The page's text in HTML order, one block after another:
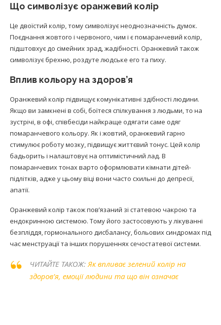
Що символізує оранжевий колір
Це двоїстий колір, тому символізує неоднозначність думок.
Поєднання жовтого і червоного, чим і є помаранчевий колір,
підштовхує до сімейних зрад, жадібності. Оранжевий також
символізує брехню, роздуте людське его та пиху.
Вплив кольору на здоров’я
Оранжевий колір підвищує комунікативні здібності людини.
Якщо ви замкнені в собі, боїтеся спілкування з людьми, то на
зустрічі, в офі, співбесіди найкраще одягати саме одяг
помаранчевого кольору. Як і жовтий, оранжевий гарно
стимулює роботу мозку, підвищує життєвий тонус. Цей колір
бадьорить і налаштовує на оптимістичний лад. В
помаранчевих тонах варто оформлювати кімнати дітей-
підлітків, адже у цьому віці вони часто схильні до депресії,
апатії.
Оранжевий колір також пов’язаний зі статевою чакрою та
ендокринною системою. Тому його застосовують у лікуванні
безпліддя, гормонального дисбалансу, больових синдромах під
час менструації та інших порушеннях сечостатевої системи.
ЧИТАЙТЕ ТАКОЖ: Як впливає зелений колір на
здоров’я, емоції людини та що він означає